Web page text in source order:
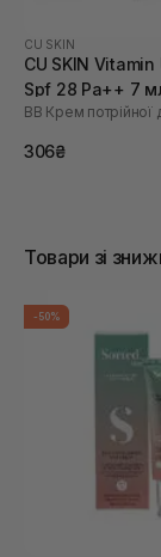
CU SKIN
CU SKIN Vitamin
Spf 28 Pa++ 7
BB Крем потрійної
306₴
Товари зі
-50%